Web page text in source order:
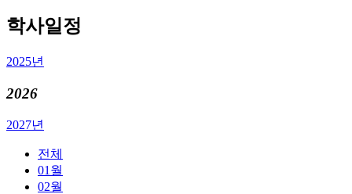
학사일정
2025년
2026
2027년
전체
01월
02월